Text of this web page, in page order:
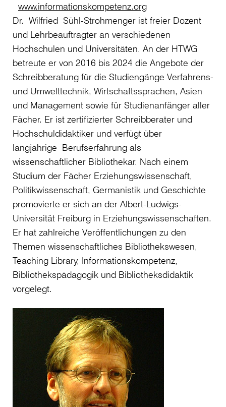
www.informationskompetenz.org
Dr. Wilfried Sühl-Strohmenger ist freier Dozent
und Lehrbeauftragter an verschiedenen
Hochschulen und Universitäten. An der HTWG
betreute er von 2016 bis 2024 die Angebote der
Schreibberatung für die Studiengänge Verfahrens-
und Umwelttechnik, Wirtschaftssprachen, Asien
und Management sowie für Studienanfänger aller
Fächer. Er ist zertifizierter Schreibberater und
Hochschuldidaktiker und verfügt über
langjährige Berufserfahrung als
wissenschaftlicher Bibliothekar. Nach einem
Studium der Fächer Erziehungswissenschaft,
Politikwissenschaft, Germanistik und Geschichte
promovierte er sich an der Albert-Ludwigs-
Universität Freiburg in Erziehungswissenschaften.
Er hat zahlreiche Veröffentlichungen zu den
Themen wissenschaftliches Bibliothekswesen,
Teaching Library, Informationskompetenz,
Bibliothekspädagogik und Bibliotheksdidaktik
vorgelegt.